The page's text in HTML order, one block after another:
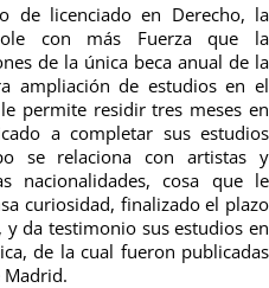
de licenciado en Derecho, la
con más Fuerza que la
de la única beca anual de la
ampliación de estudios en el
permite residir tres meses en
a completar sus estudios
se relaciona con artistas y
nacionalidades, cosa que le
curiosidad, finalizado el plazo
da testimonio sus estudios en
de la cual fueron publicadas
Madrid.